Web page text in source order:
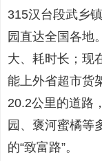
315汉台段武乡
园直达全国各地
大、耗时长；现
能上外省超市货
20.2公里的道路
园、褒河蜜橘等
的“致富路”。